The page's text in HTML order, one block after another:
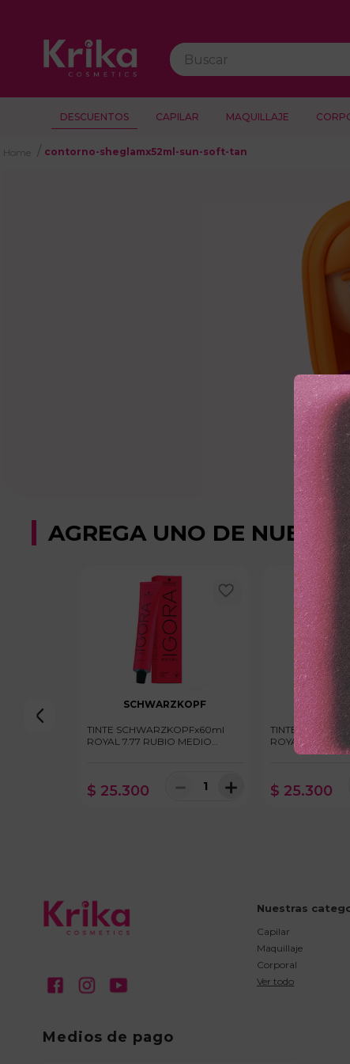
Buscar
DESCUENTOS CAPILAR MAQUILLAJE
contorno-sheglamx52ml-sun-soft-tan
AGREGA UNO DE
SCHWARZKOPF
TINTE SCHWARZKOPFx60ml
ROYAL 7.77 RUBIO MEDIO
$ 25.300 ＋
－
TINTE
ROYAL 8.00
INTENSO
$ 25.300
Nuestras
Capilar
Maquillaje
Corporal
Ver todo
Medios de pago